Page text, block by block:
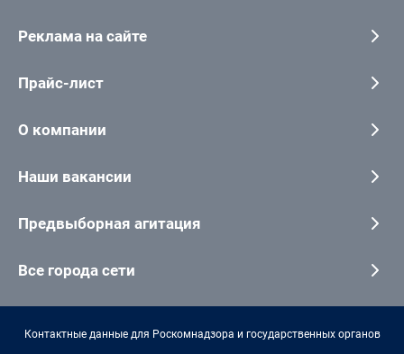
Реклама на сайте
Прайс-лист
О компании
Наши вакансии
Предвыборная агитация
Все города сети
Контактные данные для Роскомнадзора и государственных органов